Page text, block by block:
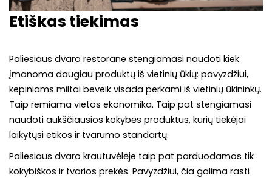
Etiškas tiekimas
Paliesiaus dvaro restorane stengiamasi naudoti kiek
įmanoma daugiau produktų iš vietinių ūkių: pavyzdžiui,
kepiniams miltai beveik visada perkami iš vietinių ūkininkų.
Taip remiama vietos ekonomika. Taip pat stengiamasi
naudoti aukščiausios kokybės produktus, kurių tiekėjai
laikytųsi etikos ir tvarumo standartų.
Paliesiaus dvaro krautuvėlėje taip pat parduodamos tik
kokybiškos ir tvarios prekės. Pavyzdžiui, čia galima rasti